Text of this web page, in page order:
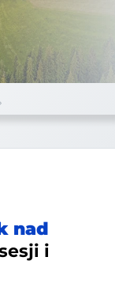
nad
i